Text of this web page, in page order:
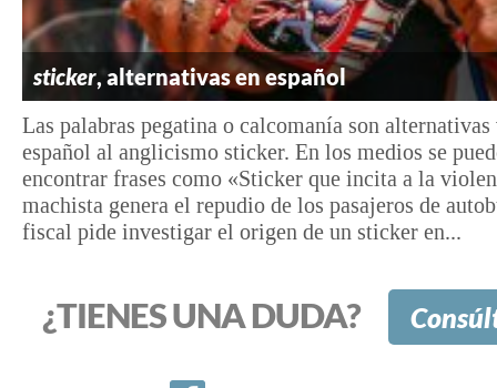
sticker, alternativas en español
Las palabras pegatina o calcomanía son alternativas
español al anglicismo sticker. En los medios se
encontrar frases como «Sticker que incita a la
machista genera el repudio de los pasajeros de
fiscal pide investigar el origen de un sticker en...
¿TIENES UNA DUDA?